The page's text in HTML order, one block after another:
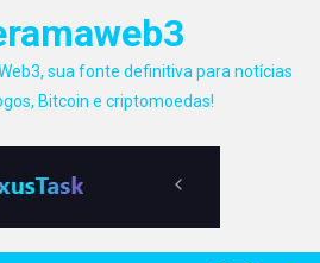
sua fonte definitiva para notícias
Bitcoin e criptomoedas!